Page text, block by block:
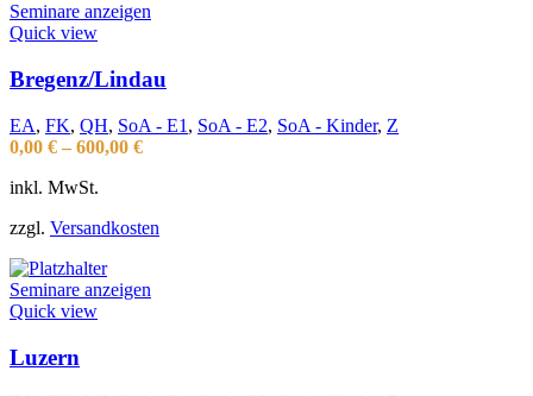
Seminare anzeigen
Quick view
Bregenz/Lindau
EA, FK, QH, SoA - E1 , SoA - E2, SoA - Kinder, Z
0,00 € – 600,00 €
inkl. MwSt.
zzgl. Versandkosten
Seminare anzeigen
Quick view
Luzern